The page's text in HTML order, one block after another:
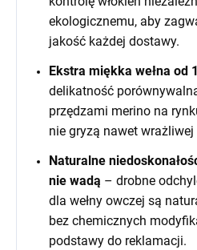
ekologicznemu, aby
jakość każdej dostawy.
Ekstra miękka wełna od
delikatność
przędzami merino na
nie gryzą nawet
Naturalne
nie wadą – drobne
dla wełny owczej są
bez chemicznych
podstawy do reklamacji.